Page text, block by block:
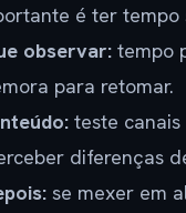
é ter tempo
observar: tempo
para retomar.
teste
diferenças
se mexer em